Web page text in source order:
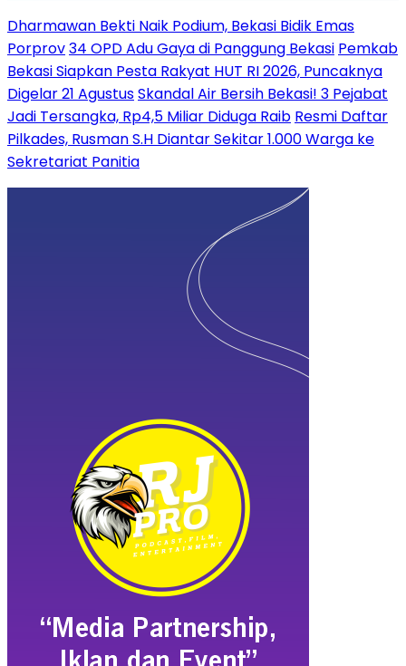
Dharmawan Bekti Naik Podium, Bekasi Bidik Emas
Porprov34 OPD Adu Gaya di Panggung Bekasi Pemkab
Bekasi Siapkan Pesta Rakyat HUT RI 2026, Puncaknya
Digelar 21 AgustusSkandal Air Bersih Bekasi! 3 Pejabat
Jadi Tersangka, Rp4,5 Miliar Diduga Raib Resmi Daftar
Pilkades, Rusman S.H Diantar Sekitar 1.000 Warga ke
Sekretariat Panitia